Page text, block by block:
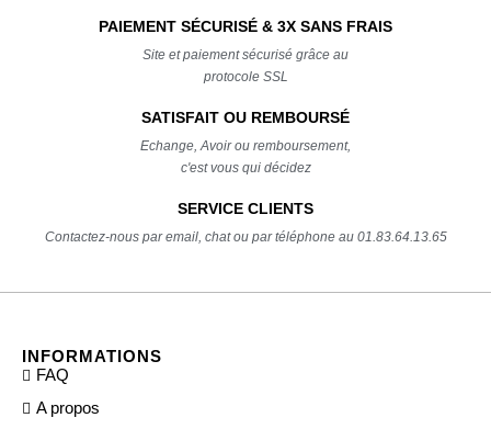
PAIEMENT SÉCURISÉ & 3X SANS FRAIS
Site et paiement sécurisé grâce au
protocole SSL
SATISFAIT OU REMBOURSÉ
Echange, Avoir ou remboursement,
c'est vous qui décidez
SERVICE CLIENTS
Contactez-nous par email, chat ou par téléphone au 01.83.64.13.65
INFORMATIONS
FAQ
A propos